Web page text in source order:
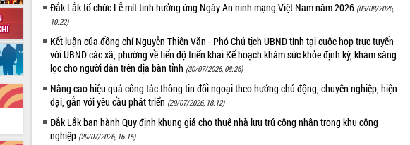
Đắk Lắk tổ chức Lễ mít tinh hưởng ứng Ngày An ninh mạng Việt Nam năm 2026 (03/08/2026,
10:22)
Kết luận của đồng chí Nguyễn Thiên Văn - Phó Chủ tịch UBND tỉnh tại cuộc họp trực tuyến
với UBND các xã, phường về tiến độ triển khai Kế hoạch khám sức khỏe định kỳ, khám sàng
lọc cho người dân trên địa bàn tỉnh (30/07/2026, 08:26)
Nâng cao hiệu quả công tác thông tin đối ngoại theo hướng chủ động, chuyên nghiệp, hiện
đại, gắn với yêu cầu phát triển (29/07/2026, 18:12)
Đắk Lắk ban hành Quy định khung giá cho thuê nhà lưu trú công nhân trong khu công
nghiệp (29/07/2026, 16:15)